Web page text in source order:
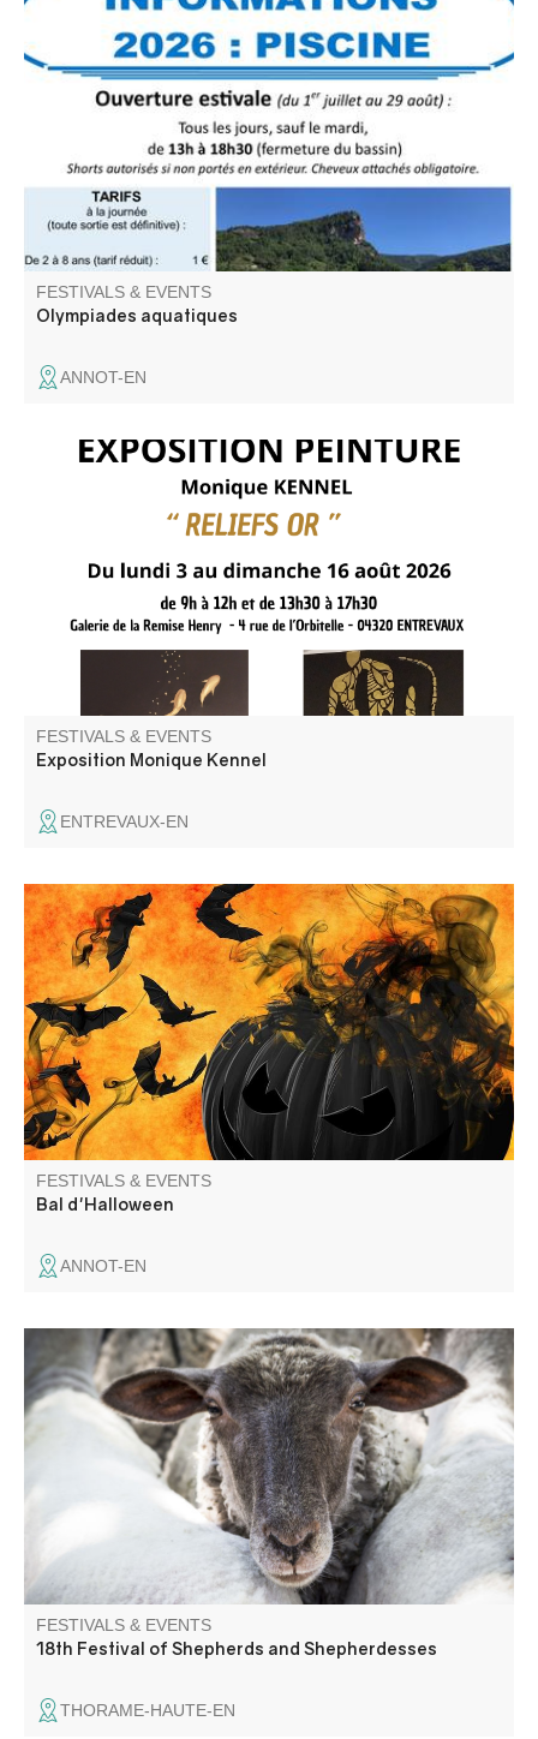
La piscine d'Annot organise des olympiades aquatiques
pour les enfants (jusqu'à 16 ans).
FESTIVALS & EVENTS
Olympiades aquatiques
ANNOT-EN
Monique Kennel présente sa nouvelle exposition "Reliefs
FESTIVALS & EVENTS
Exposition Monique Kennel
ENTREVAUX-EN
Halloween ball open to all, organized by the Comité des
fêtes.
FESTIVALS & EVENTS
Bal d'Halloween
ANNOT-EN
Livestock presentation, small market, lavender distillation
and rides with Séol'Anes. Musical entertainment with Le
Skafoutch'.
FESTIVALS & EVENTS
18th Festival of Shepherds and Shepherdesses
THORAME-HAUTE-EN